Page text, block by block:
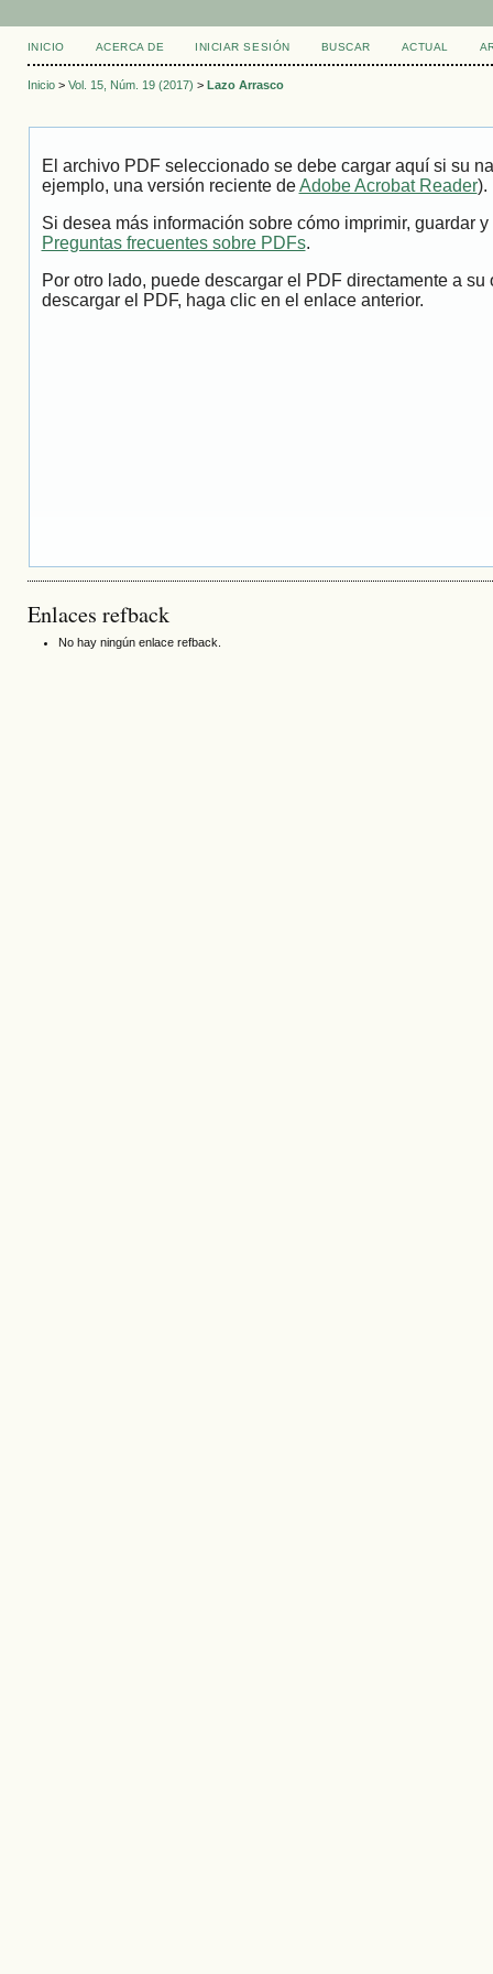
INICIO ACERCA DE INICIAR SESIÓN BUSCAR ACTUAL
Inicio> Vol. 15, Núm. 19 (2017) > Lazo Arrasco
El archivo PDF seleccionado se debe cargar aquí si su
ejemplo, una versión reciente deAdobe Acrobat Reader).
Si desea más información sobre cómo imprimir, guardar
Preguntas frecuentes sobre PDFs.
Por otro lado, puede descargar el PDF directamente a
descargar el PDF, haga clic en el enlace anterior.
Enlaces refback
No hay ningún enlace refback.